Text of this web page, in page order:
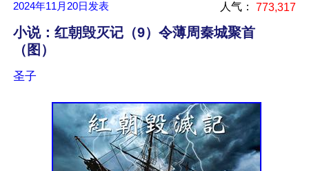
2024年11月20日 发表 人气： 773,317
小说：红朝毁灭记（9）令薄周秦城聚首
（图）
圣子